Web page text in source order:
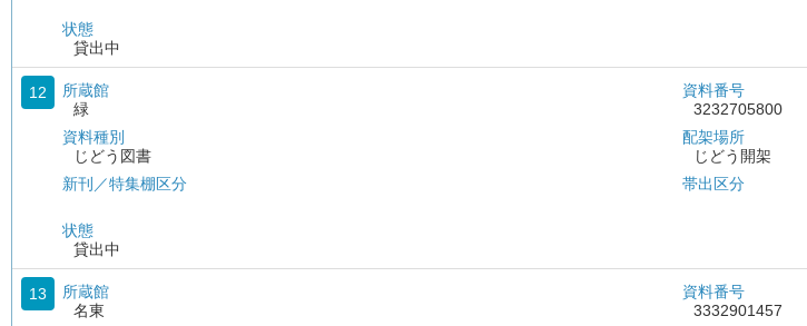
状態
貸出中
12
所蔵館
緑
資料種別
じどう図書
新刊／特集棚区分
状態
貸出中
資料番号
3232705800
配架場所
じどう開架
帯出区分
13
所蔵館
名東
資料番号
3332901457